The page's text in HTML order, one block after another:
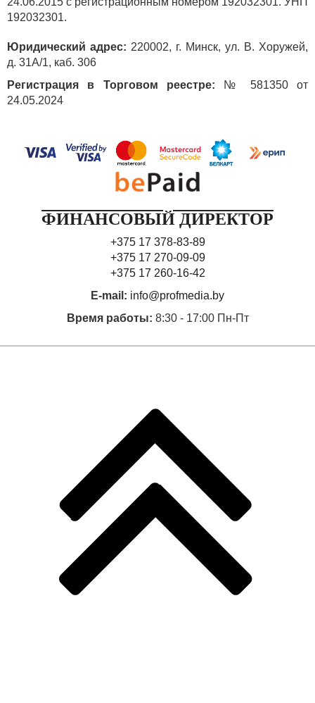
192032301.
Юридический адрес: 220002, г. Минск, ул. В. Хоружей,
д. 31А/1, каб. 306
Регистрация в Торговом реестре: № 581350 от
24.05.2024
ФИНАНСОВЫЙ ДИРЕКТОР
+375 17 378-83-89
+375 17 270-09-09
+375 17 260-16-42
E-mail: info@profmedia.by
Время работы: 8:30 - 17:00 Пн-Пт